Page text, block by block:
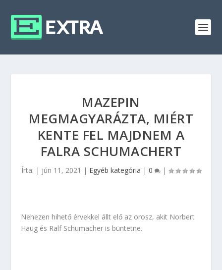
MAZEPIN
MEGMAGYARÁZTA, MIÉRT
KENTE FEL MAJDNEM A
FALRA SCHUMACHERT
Írta: | jún 11, 2021 | Egyéb kategória | 0 |
Nehezen hihető érvekkel állt elő az orosz, akit Norbert
Haug és Ralf Schumacher is büntetne.